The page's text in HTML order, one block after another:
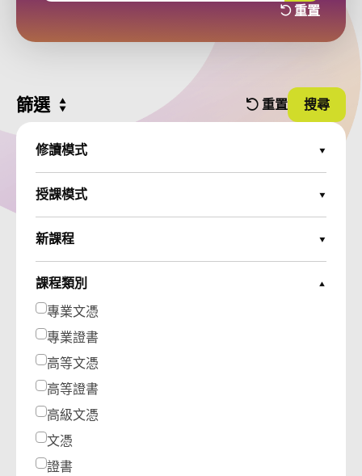
重置
關鍵字及篩選
Expand all
篩選 重置
篩選條件
搜尋
並使用
修讀模式
Expand Options
授課模式
Expand Options
新課程
Expand Options
課程類別
Collapse Options
專業文憑
專業證書
高等文憑
高等證書
高級文憑
文憑
證書